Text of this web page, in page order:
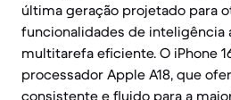
última geração projetado para
funcionalidades de inteligência
multitarefa eficiente. O iPhone
processador Apple A18, que
consistente e fluido para a